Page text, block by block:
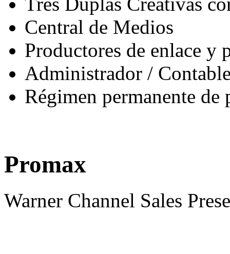
Central de Medios
Productores de enlace y
Administrador /
Régimen permanente de
Promax
Warner Channel Sales